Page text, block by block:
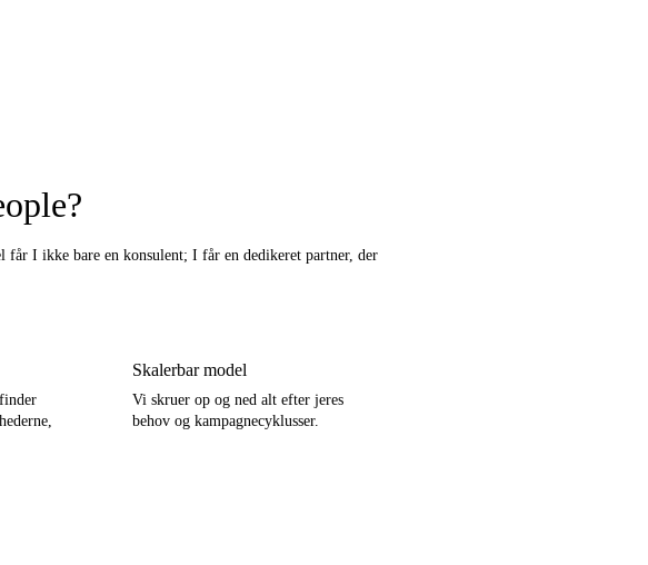
I ikke bare en konsulent; I får en dedikeret partner, der
Skalerbar model
Vi skruer op og ned alt efter jeres
behov og kampagnecyklusser.